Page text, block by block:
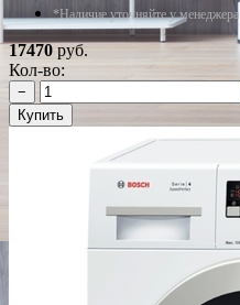
*Наличие уточняйте у менеджера
17470 руб.
Кол-во:
−
Купить